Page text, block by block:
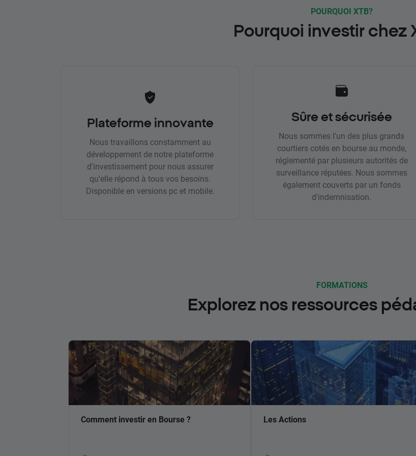
POURQUOI XTB?
Pourquoi investir chez
Plateforme innovante
Nous travaillons constamment au
développement de notre plateforme
d'investissement pour nous assurer
qu'elle répond à tous vos besoins.
Disponible en versions pc et mobile.
Sûre et sécurisée
Nous sommes l'un des plus grands
courtiers cotés en bourse au monde,
réglementé par plusieurs autorités de
surveillance réputées. Nous sommes
également couverts par un fonds
d'indemnisation.
FORMATIONS
Explorez nos ressources
Comment investir en Bourse ? Les Actions